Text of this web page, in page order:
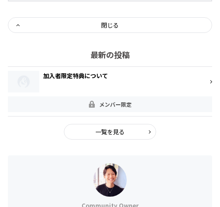
閉じる
最新の投稿
加入者限定特典について
メンバー限定
一覧を見る